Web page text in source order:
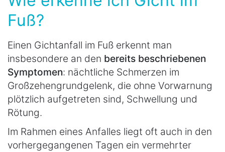
Fuß?
Einen Gichtanfall im Fuß erkennt man
insbesondere an den bereits beschriebenen
Symptomen: nächtliche Schmerzen im
Großzehengrundgelenk, die ohne Vorwarnung
plötzlich aufgetreten sind, Schwellung und
Rötung.
Im Rahmen eines Anfalles liegt oft auch in den
vorhergegangenen Tagen ein vermehrter